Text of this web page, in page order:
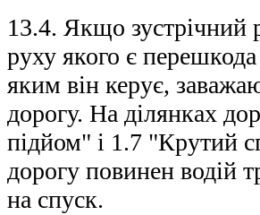
13.4. Якщо зустрічний
руху якого є
яким він керує,
дорогу. На ділянках
підйом" і 1.7 "Крутий
дорогу повинен водій
на спуск.